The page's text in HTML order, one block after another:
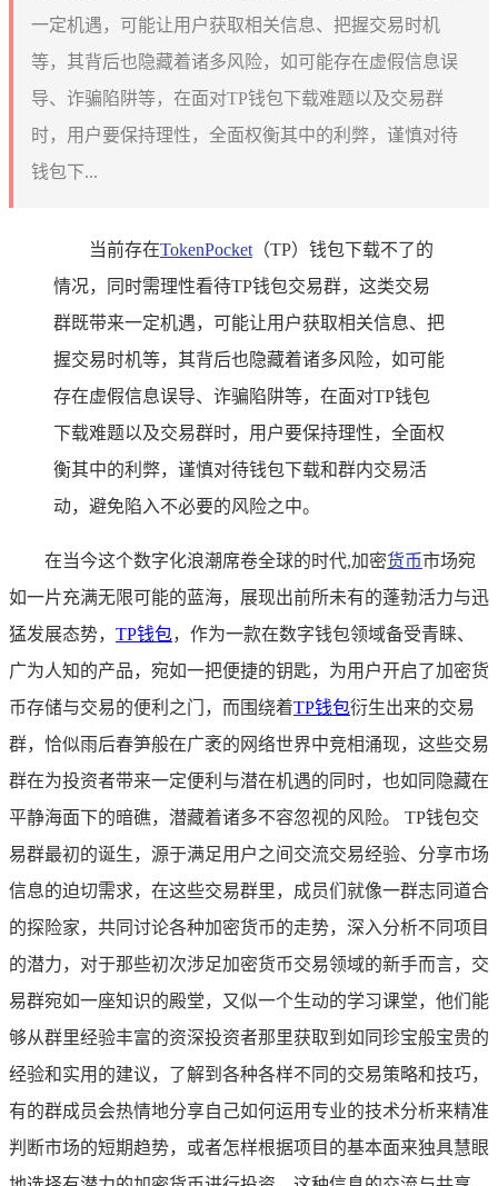
一定机遇，可能让用户获取相关信息、把握交易时机
等，其背后也隐藏着诸多风险，如可能存在虚假信息误
导、诈骗陷阱等，在面对TP钱包下载难题以及交易群
时，用户要保持理性，全面权衡其中的利弊，谨慎对待
钱包下...
当前存在TokenPocket （TP）钱包下载不了的
情况，同时需理性看待TP钱包交易群，这类交易
群既带来一定机遇，可能让用户获取相关信息、把
握交易时机等，其背后也隐藏着诸多风险，如可能
存在虚假信息误导、诈骗陷阱等，在面对TP钱包
下载难题以及交易群时，用户要保持理性，全面权
衡其中的利弊，谨慎对待钱包下载和群内交易活
动，避免陷入不必要的风险之中。
在当今这个数字化浪潮席卷全球的时代,加密货币市场宛
如一片充满无限可能的蓝海，展现出前所未有的蓬勃活力与迅
猛发展态势， TP钱包，作为一款在数字钱包领域备受青睐、
广为人知的产品，宛如一把便捷的钥匙，为用户开启了加密货
币存储与交易的便利之门，而围绕着TP钱包衍生出来的交易
群，恰似雨后春笋般在广袤的网络世界中竞相涌现，这些交易
群在为投资者带来一定便利与潜在机遇的同时，也如同隐藏在
平静海面下的暗礁，潜藏着诸多不容忽视的风险。 TP钱包交
易群最初的诞生，源于满足用户之间交流交易经验、分享市场
信息的迫切需求，在这些交易群里，成员们就像一群志同道合
的探险家，共同讨论各种加密货币的走势，深入分析不同项目
的潜力，对于那些初次涉足加密货币交易领域的新手而言，交
易群宛如一座知识的殿堂，又似一个生动的学习课堂，他们能
够从群里经验丰富的资深投资者那里获取到如同珍宝般宝贵的
经验和实用的建议，了解到各种各样不同的交易策略和技巧，
有的群成员会热情地分享自己如何运用专业的技术分析来精准
判断市场的短期趋势，或者怎样根据项目的基本面来独具慧眼